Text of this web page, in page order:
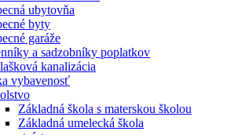
ubytovňa
byty
garáže
a sadzobníky poplatkov
kanalizácia
vybavenosť
Základná škola s materskou školou
Základná umelecká škola